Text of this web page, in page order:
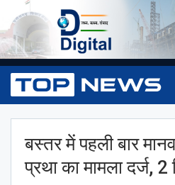
बस्तर में पहली बार
प्रथा का मामला दर्ज, 2